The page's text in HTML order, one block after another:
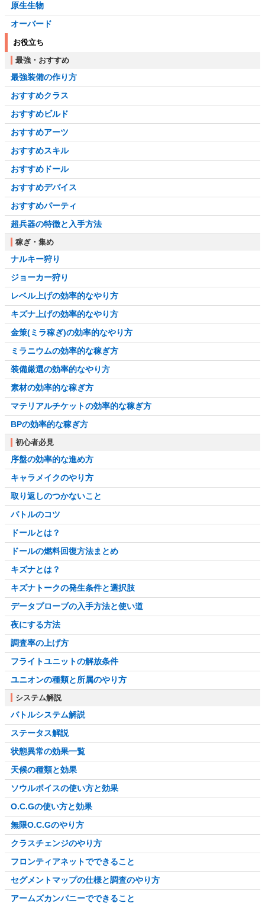
原生生物
オーバード
お役立ち
最強・おすすめ
最強装備の作り方
おすすめクラス
おすすめビルド
おすすめアーツ
おすすめスキル
おすすめドール
おすすめデバイス
おすすめパーティ
超兵器の特徴と入手方法
稼ぎ・集め
ナルキー狩り
ジョーカー狩り
レベル上げの効率的なやり方
キズナ上げの効率的なやり方
金策(ミラ稼ぎ)の効率的なやり方
ミラニウムの効率的な稼ぎ方
装備厳選の効率的なやり方
素材の効率的な稼ぎ方
マテリアルチケットの効率的な稼ぎ方
BPの効率的な稼ぎ方
初心者必見
序盤の効率的な進め方
キャラメイクのやり方
取り返しのつかないこと
バトルのコツ
ドールとは？
ドールの燃料回復方法まとめ
キズナとは？
キズナトークの発生条件と選択肢
データプローブの入手方法と使い道
夜にする方法
調査率の上げ方
フライトユニットの解放条件
ユニオンの種類と所属のやり方
システム解説
バトルシステム解説
ステータス解説
状態異常の効果一覧
天候の種類と効果
ソウルボイスの使い方と効果
O.C.Gの使い方と効果
無限O.C.Gのやり方
クラスチェンジのやり方
フロンティアネットでできること
セグメントマップの仕様と調査のやり方
アームズカンパニーでできること